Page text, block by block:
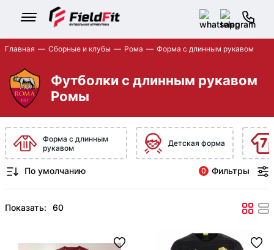
Главная Сборные и клубы Рома Форма с длинным рукавом
Футболки с длинным рукавом
Ромы
Форма с длинным
рукавом
Детская форма
0 Фильтры
Показать: